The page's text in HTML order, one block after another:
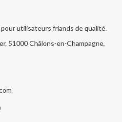
utilisateurs friands de qualité.
51000 Châlons-en-Champagne,